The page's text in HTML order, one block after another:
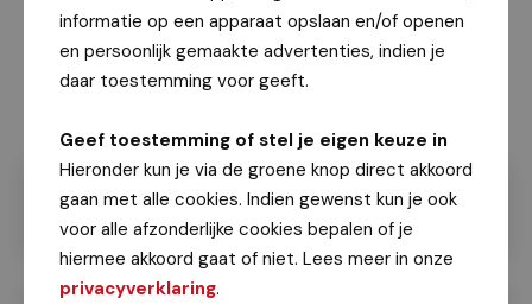
informatie op een apparaat opslaan en/of openen
en persoonlijk gemaakte advertenties, indien je
daar toestemming voor geeft.
Geef toestemming of stel je eigen keuze in
Hieronder kun je via de groene knop direct akkoord
gaan met alle cookies. Indien gewenst kun je ook
voor alle afzonderlijke cookies bepalen of je
hiermee akkoord gaat of niet. Lees meer in onze
privacyverklaring.